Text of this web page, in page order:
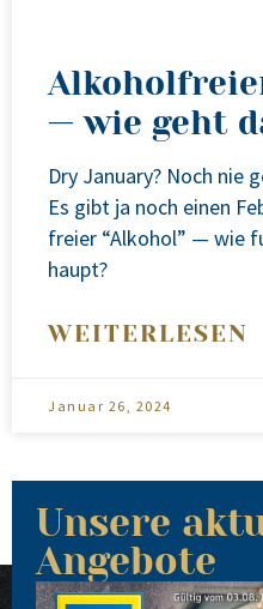
— wie geht
Dry Janu­ary? Noch nie
Es gibt ja noch einen
frei­er “Alko­hol” — wie
haupt?
WEITERLESEN
Januar 26, 2024
Unsere
Angebote